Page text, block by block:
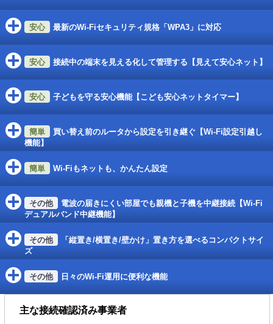
最新のWi-Fiセキュリティ規格「WPA3」に対応
接続中の端末を見える化して管理する【見えて安心ネット】
子どもを守る安心機能【こども安心ネットタイマー】
買い替え前のルータから設定を引き継ぐ【Wi-Fi設定引越し
機能】
Wi-Fiもネットも、かんたん設定
電波の届きにくい部屋でも親機と子機を中継接続【Wi-Fi
デュアルバンド中継機能】
「縦置き/横置き/壁かけ」置き方を選べるコンパクトサイ
ズ
日々のWi-Fi運用に便利な機能
主な接続確認済み事業者